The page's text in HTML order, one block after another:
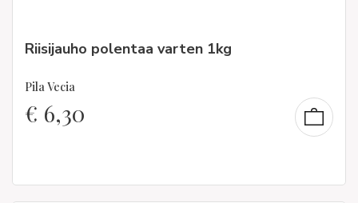
Riisijauho polentaa varten 1kg
Pila Vecia
€ 6,30